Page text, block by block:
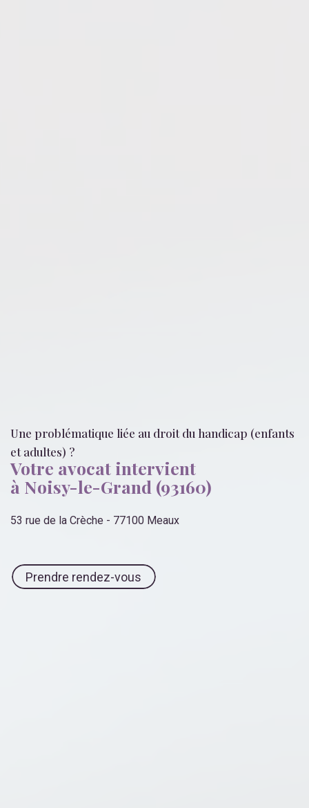
Une problématique liée au droit du handicap (enfants
et adultes) ?
Votre avocat intervient
à Noisy-le-Grand (93160)
53 rue de la Crèche - 77100 Meaux
Prendre rendez-vous